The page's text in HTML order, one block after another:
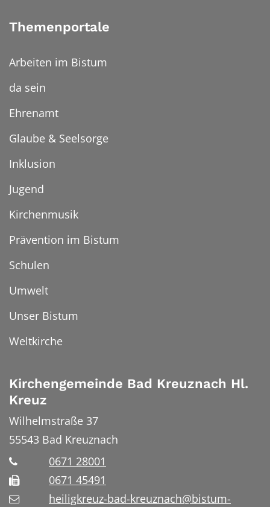
Themenportale
Arbeiten im Bistum
da sein
Ehrenamt
Glaube & Seelsorge
Inklusion
Jugend
Kirchenmusik
Prävention im Bistum
Schulen
Umwelt
Unser Bistum
Weltkirche
Kirchengemeinde Bad Kreuznach Hl.
Kreuz
Wilhelmstraße 37
55543 Bad Kreuznach
0671 28001
0671 45491
heiligkreuz-bad-kreuznach@bistum-